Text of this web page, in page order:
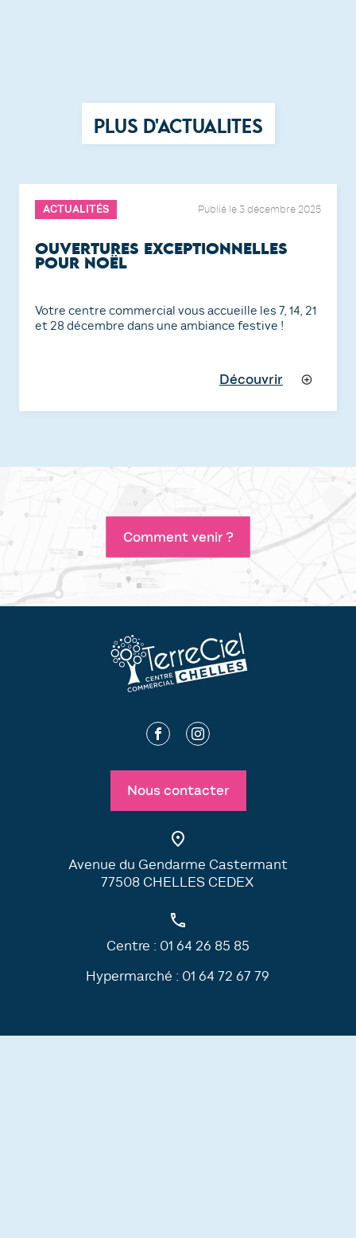
PLUS D'ACTUALITES
ACTUALITÉS Publié le 3 décembre 2025
OUVERTURES EXCEPTIONNELLES
POUR NOËL
Votre centre commercial vous accueille les 7, 14, 21
et 28 décembre dans une ambiance festive !
Découvrir
Comment venir ?
Nous contacter
Avenue du Gendarme Castermant
77508 CHELLES CEDEX
Centre : 01 64 26 85 85
Hypermarché : 01 64 72 67 79